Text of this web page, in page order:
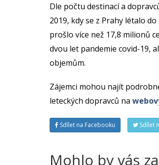
Dle počtu destinací a
2019, kdy se z Prahy létalo
prošlo více než 17,8 milionů
dvou let pandemie covid-19,
objemům.
Zájemci mohou najít
leteckých dopravců na
Sdílet na Facebooku Sdílet
Mohlo by vás